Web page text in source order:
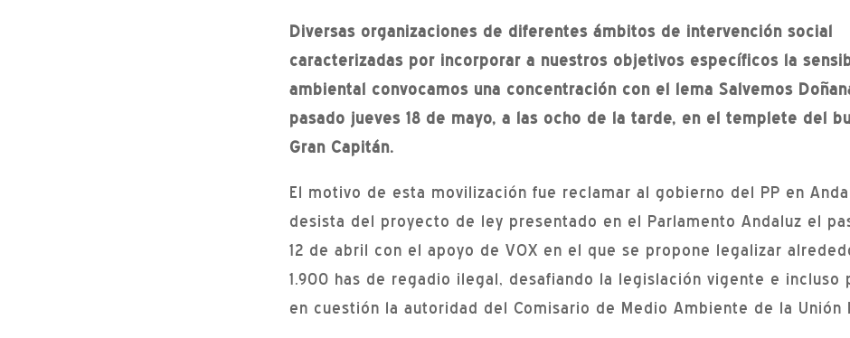
Diversas organizaciones de diferentes ámbitos de intervención social
caracterizadas por incorporar a nuestros objetivos específicos la
ambiental convocamos una concentración con el lema Salvemos
pasado jueves 18 de mayo, a las ocho de la tarde, en el templete del
Gran Capitán.
El motivo de esta movilización fue reclamar al gobierno del PP en
desista del proyecto de ley presentado en el Parlamento Andaluz el
12 de abril con el apoyo de VOX en el que se propone legalizar
1.900 has de regadio ilegal, desafiando la legislación vigente e incluso
en cuestión la autoridad del Comisario de Medio Ambiente de la Unión